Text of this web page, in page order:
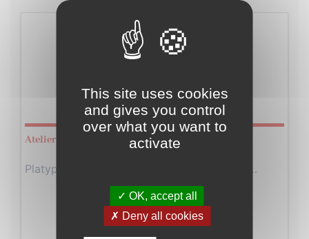
Vendredi
24
Janvier
2025
Atelier d’écriture
PlatypusProd a le plaisir de vous présenter…
This site uses cookies
and gives you control
over what you want to
activate
✓ OK, accept all
✗ Deny all cookies